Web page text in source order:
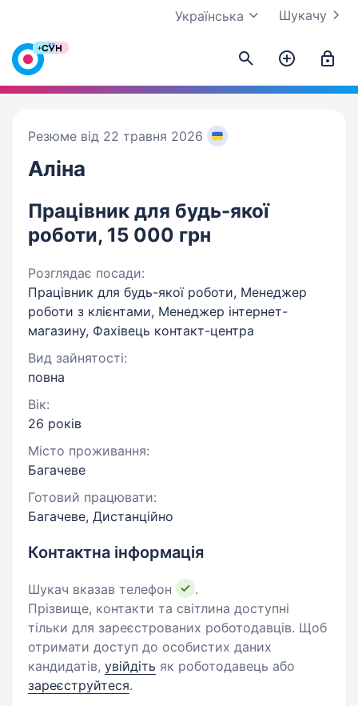
Шукачу
Українська
Резюме від 22 травня 2026
Аліна
Працівник для будь-якої
роботи, 15 000 грн
Розглядає посади:
Працівник для будь-якої роботи, Менеджер
роботи з клієнтами, Менеджер інтернет-
магазину, Фахівець контакт-центра
Вид зайнятості:
повна
Вік:
26 років
Місто проживання:
Багачеве
Готовий працювати:
Багачеве, Дистанційно
Контактна інформація
Шукач вказав телефон
.
Прізвище, контакти та світлина доступні
тільки для зареєстрованих роботодавців. Щоб
отримати доступ до особистих даних
кандидатів, увійдіть як роботодавець або
зареєструйтеся.